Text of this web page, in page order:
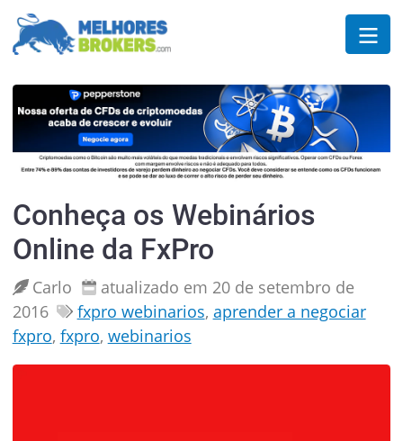
Conheça os Webinários
Online da FxPro
Carlo
atualizado em 20 de setembro de
2016
fxpro webinarios, aprender a negociar
fxpro, fxpro, webinarios